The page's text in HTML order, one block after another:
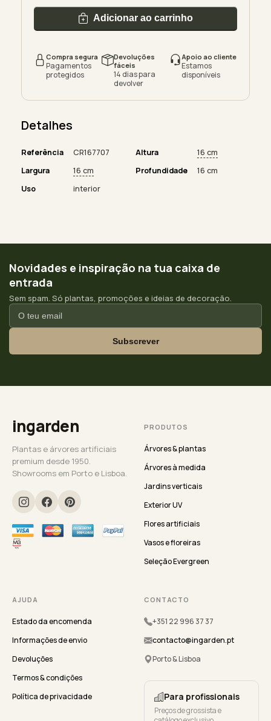
Adicionar ao carrinho
Compra segura
Pagamentos
protegidos
Devoluções
fáceis
14 dias para
devolver
Apoio ao cliente
Estamos
disponíveis
Detalhes
Referência CR167707 Altura
16 cm
Largura
16 cm Profundidade
16 cm
Uso
interior
Novidades e inspiração na tua caixa de
entrada
Sem spam. Só plantas, promoções e ideias de decoração.
Subscrever
ingarden
Plantas e árvores artificiais
premium desde 1950.
Showrooms em Porto e Lisboa.
PRODUTOS
Árvores & plantas
Árvores à medida
Jardins verticais
Exterior UV
Flores artificiais
Vasos e floreiras
Seleção Evergreen
AJUDA
Estado da encomenda
Informações de envio
Devoluções
Termos & condições
Política de privacidade
CONTACTO
+351 22 996 37 37
contacto@ingarden.pt
Porto & Lisboa
Para profissionais
Preços de grossista e